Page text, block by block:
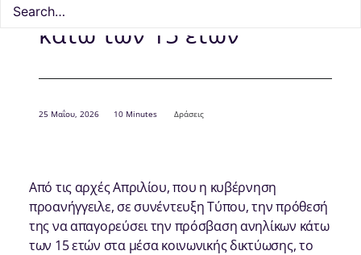
κάτω των 15 ετών
25 Μαΐου, 2026 10 Minutes Δράσεις
Από τις αρχές Απριλίου, που η κυβέρνηση
προανήγγειλε, σε συνέντευξη Τύπου, την πρόθεσή
της να απαγορεύσει την πρόσβαση ανηλίκων κάτω
των 15 ετών στα μέσα κοινωνικής δικτύωσης, το